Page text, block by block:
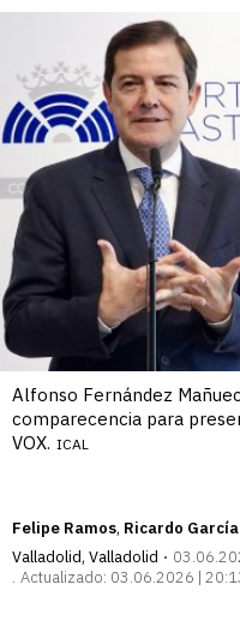
Alfonso Fernández
comparecencia para
VOX. ICAL
Felipe Ramos Ricardo García
Valladolid, Valladolid
Actualizado: 03.06.2026 |